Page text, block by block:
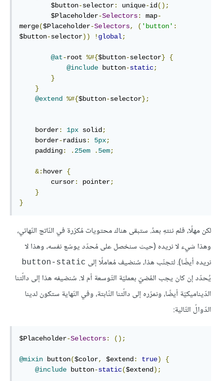
        $button
-selector: unique-id ();
        $Placeholder
-Selectors: map-
merge($Placeholder-Selectors, ( 'button' :
$button-selector)) ! global;
@at-root %#{$button-selector}
{
@include button-static;
}
}
@extend
%#{$button-selector};
    border
: 1px solid ;
    border
-radius: 5px;
    padding
: . 25em . 5em;
&: hover {
        cursor
: pointer;
}
}
لكن مهلًا، فلم ننتهِ بعدُ. ستبقى هناك محتويات مُكرّرة في النّاتج النّهائي،
وهذا شيء لا نريده (حيث سنخصل على مُحدّد يوسّع نفسه، وهذا لا
نريده أيضًا). لتجنّب هذا، سُنضيف مُعاملًا إلى button-static
يُحدّد إن كان يجب المُضيّ بعمليّة التّوسعة أم لا. سُنضيفه هذا إلى دالّتنا
الدّيناميكيّة أيضًا، ونمرّره إلى دالّتنا الثّابتة، وفي النّهاية ستكون لدينا
الدّوالّ التّالية:
$Placeholder-Selectors: ();
@mixin button($color, $extend : true)
{
@include button-static($extend );